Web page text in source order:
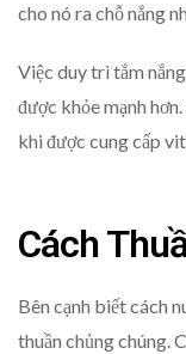
cho nó ra chỗ nắng
Việc duy trì tắm
được khỏe mạnh
khi được cung cấp
Cách
Bên cạnh biết cách
thuần chủng chúng.